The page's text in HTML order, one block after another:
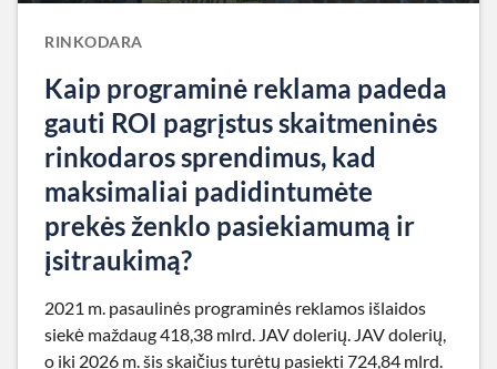
RINKODARA
Kaip programinė reklama padeda
gauti ROI pagrįstus skaitmeninės
rinkodaros sprendimus, kad
maksimaliai padidintumėte
prekės ženklo pasiekiamumą ir
įsitraukimą?
2021 m. pasaulinės programinės reklamos išlaidos
siekė maždaug 418,38 mlrd. JAV dolerių. JAV dolerių,
o iki 2026 m. šis skaičius turėtų pasiekti 724,84 mlrd.